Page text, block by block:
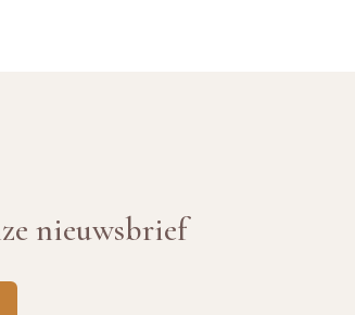
nieuwsbrief